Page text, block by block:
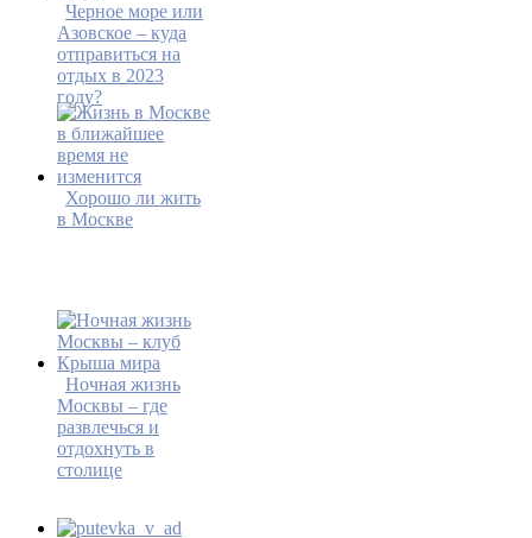
Черное море или
Азовское – куда
отправиться на
отдых в 2023
году?
Хорошо ли жить
в Москве
Ночная жизнь
Москвы – где
развлечься и
отдохнуть в
столице